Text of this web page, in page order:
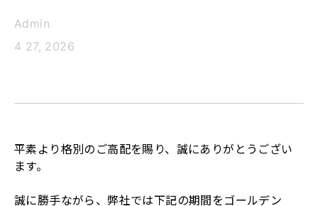
Admin
4 27, 2026
平素より格別のご高配を賜り、誠にありがとうござい
ます。
誠に勝手ながら、弊社では下記の期間をゴールデン